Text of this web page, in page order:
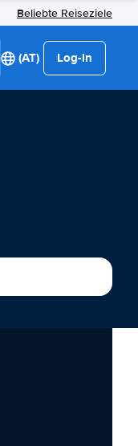
Beliebte Reiseziele
(AT) Log-in